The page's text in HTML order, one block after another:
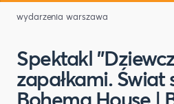
wydarzenia warszawa
Spektakl
zapałkami. Świat